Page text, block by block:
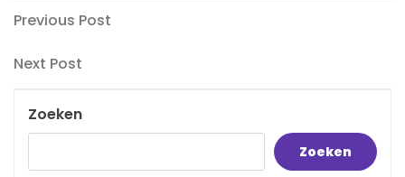
Bericht
navigatie
Previous
Previous Post
Next
Next Post
Zoeken
Zoeken